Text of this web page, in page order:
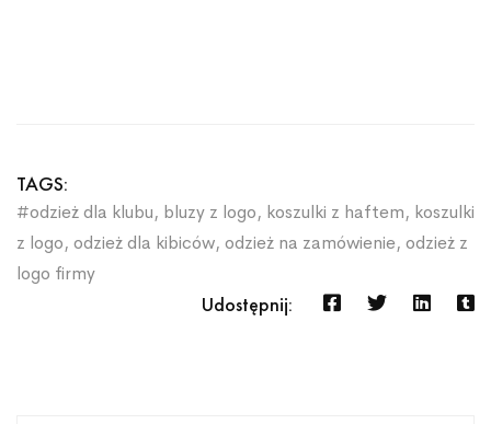
TAGS:
#odzież dla klubu, bluzy z logo, koszulki z haftem, koszulki
z logo, odzież dla kibiców, odzież na zamówienie, odzież z
logo firmy
Udostępnij: